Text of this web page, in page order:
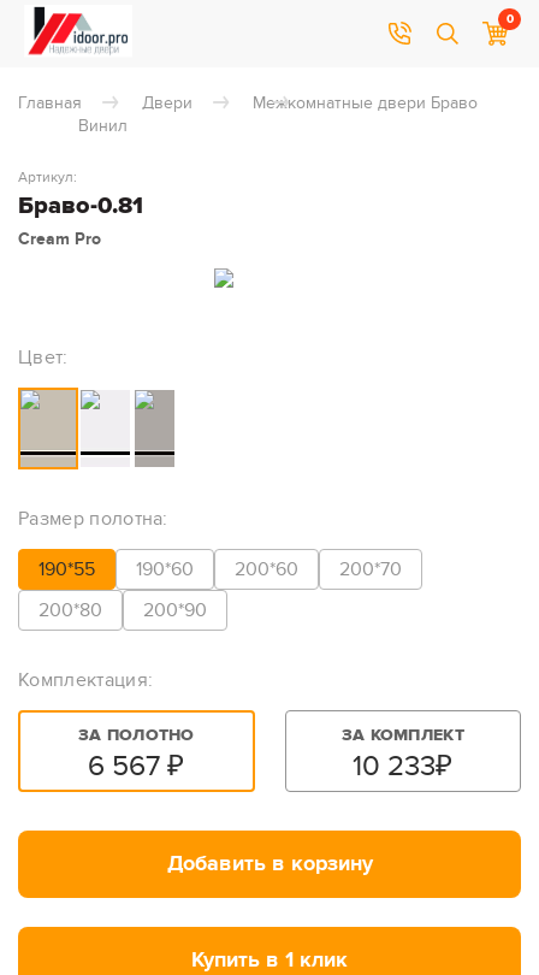
0
Главная Двери
Межкомнатные двери Браво
Винил
Браво-0.81
Артикул:
Cream Pro
Цвет:
Размер полотна:
190*55 190*60 200*60
200*70
200*80
200*90
Комплектация:
ЗА ПОЛОТНО
6 567 ₽
ЗА КОМПЛЕКТ
10 233₽
Добавить в корзину
Купить в 1 клик